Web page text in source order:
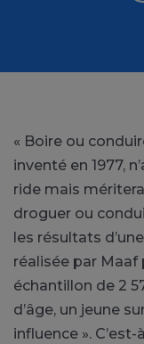
« Boire ou
inventé en 1977,
ride mais
droguer ou
les résultats
réalisée par Maaf
échantillon de 2
d’âge, un jeune
influence ».